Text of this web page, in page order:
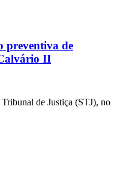
preventiva de
II
de Justiça (STJ), no